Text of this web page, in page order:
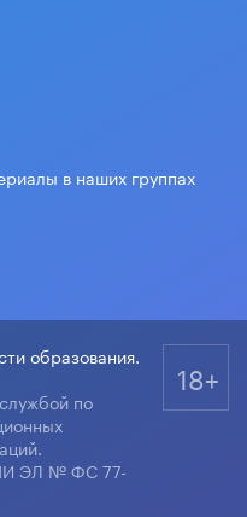
в наших группах
образования.
по
ЭЛ № ФС 77-
18+